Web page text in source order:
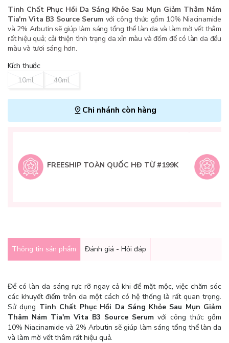
Tinh Chất Phục Hồi Da Sáng Khỏe Sau Mụn Giảm Thâm Nám
Tia'm Vita B3 Source Serum với công thức gồm 10% Niacinamide
và 2% Arbutin sẽ giúp làm sáng tổng thể làn da và làm mờ vết thâm
rất hiệu quả; cải thiện tình trạng da xỉn màu và đốm để có làn da đều
màu và tươi sáng hơn.
Kích thước
10ml
40ml
Chi nhánh còn hàng
FREESHIP TOÀN QUỐC HĐ TỪ #199K
Thông tin sản phẩm Đánh giá - Hỏi đáp
Để có làn da sáng rực rỡ ngay cả khi để mặt mộc, việc chăm sóc
các khuyết điểm trên da một cách có hệ thống là rất quan trọng.
Sử dụng Tinh Chất Phục Hồi Da Sáng Khỏe Sau Mụn Giảm
Thâm Nám Tia'm Vita B3 Source Serum với công thức gồm
10% Niacinamide và 2% Arbutin sẽ giúp làm sáng tổng thể làn da
và làm mờ vết thâm rất hiệu quả.